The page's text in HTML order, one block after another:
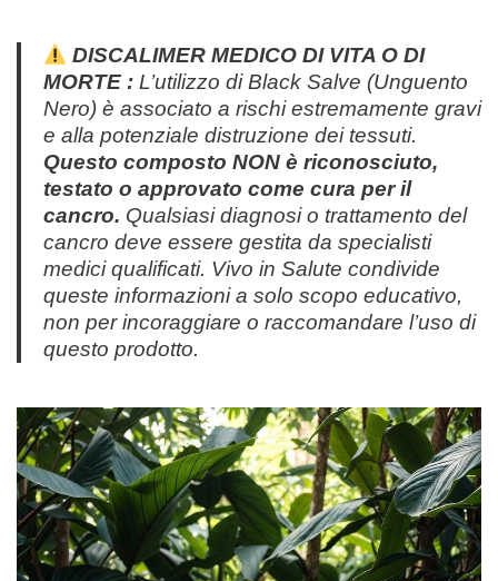
DISCALIMER MEDICO DI VITA O DI
MORTE : L’utilizzo diBlack Salve (Unguento
Nero) è associato a rischi estremamente gravi
e alla potenziale distruzione dei tessuti.
Questo composto NON è riconosciuto,
testato o approvato come cura per il
cancro. Qualsiasi diagnosi o trattamento del
cancro deve essere gestita da specialisti
medici qualificati. Vivo in Salute condivide
queste informazioni a solo scopo educativo,
non per incoraggiare o raccomandare l’uso di
questo prodotto.